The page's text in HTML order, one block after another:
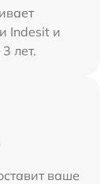
Indesit и
лет.
ваше